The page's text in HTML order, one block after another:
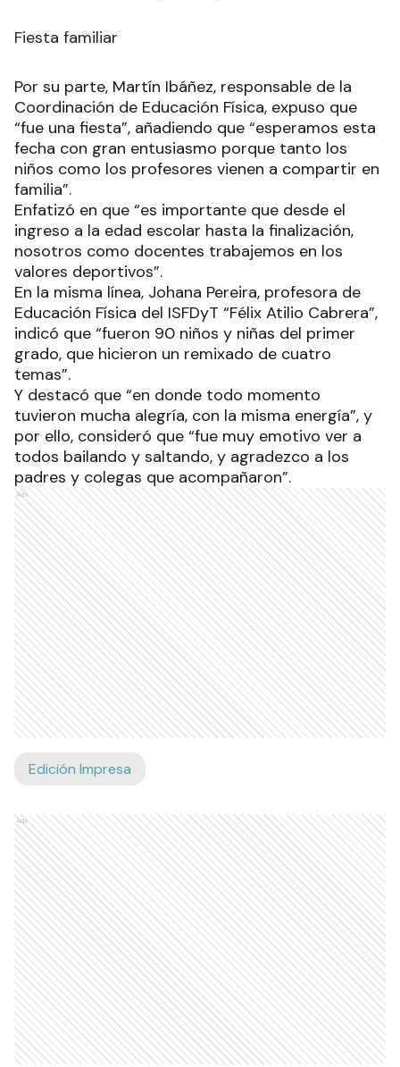
Fiesta familiar
Por su parte, Martín Ibáñez, responsable de la
Coordinación de Educación Física, expuso que
“fue una fiesta”, añadiendo que “esperamos esta
fecha con gran entusiasmo porque tanto los
niños como los profesores vienen a compartir en
familia”.
Enfatizó en que “es importante que desde el
ingreso a la edad escolar hasta la finalización,
nosotros como docentes trabajemos en los
valores deportivos”.
En la misma línea, Johana Pereira, profesora de
Educación Física del ISFDyT “Félix Atilio Cabrera”,
indicó que “fueron 90 niños y niñas del primer
grado, que hicieron un remixado de cuatro
temas”.
Y destacó que “en donde todo momento
tuvieron mucha alegría, con la misma energía”, y
por ello, consideró que “fue muy emotivo ver a
todos bailando y saltando, y agradezco a los
padres y colegas que acompañaron”.
Ads
Edición Impresa
Ads